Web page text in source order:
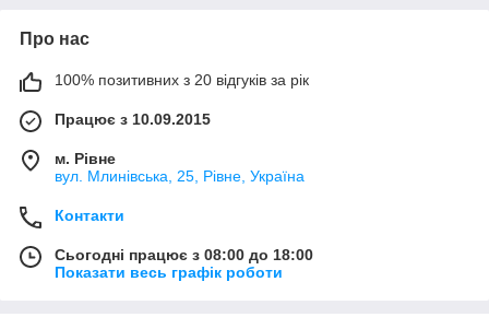
Про нас
100% позитивних з 20 відгуків за рік
Працює з 10.09.2015
м. Рівне
вул. Млинівська, 25, Рівне, Україна
Контакти
Сьогодні працює з 08:00 до 18:00
Показати весь графік роботи